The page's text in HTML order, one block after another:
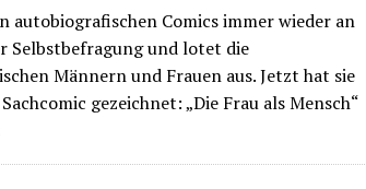
autobiografischen Comics immer wieder an
Selbstbefragung und lotet die
Männern und Frauen aus. Jetzt hat sie
gezeichnet: „Die Frau als Mensch“